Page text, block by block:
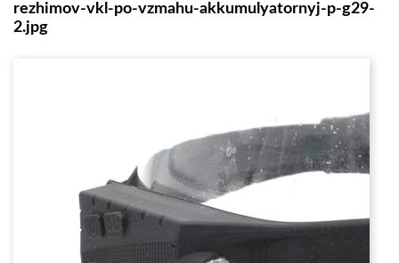
rezhimov-vkl-po-vzmahu-akkumulyatornyj-p-g29-
2.jpg